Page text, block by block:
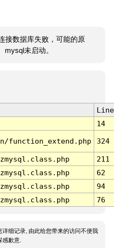
接数据库失败，可能的原
mysql未启动。
Line
14
function_extend.php 324
211
62
94
76
详细记录, 由此给您带来的访问不便我
感歉意.